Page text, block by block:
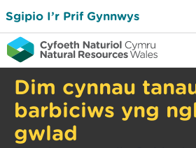
Sgipio I’r Prif Gynnwys
Dim cynnau
barbiciws yng
gwlad